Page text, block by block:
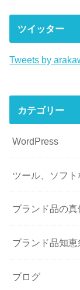
ツイッター
Tweets by
カテゴリー
WordPress
ツール、ソフ
ブランド品の真
ブランド品知恵
ブログ